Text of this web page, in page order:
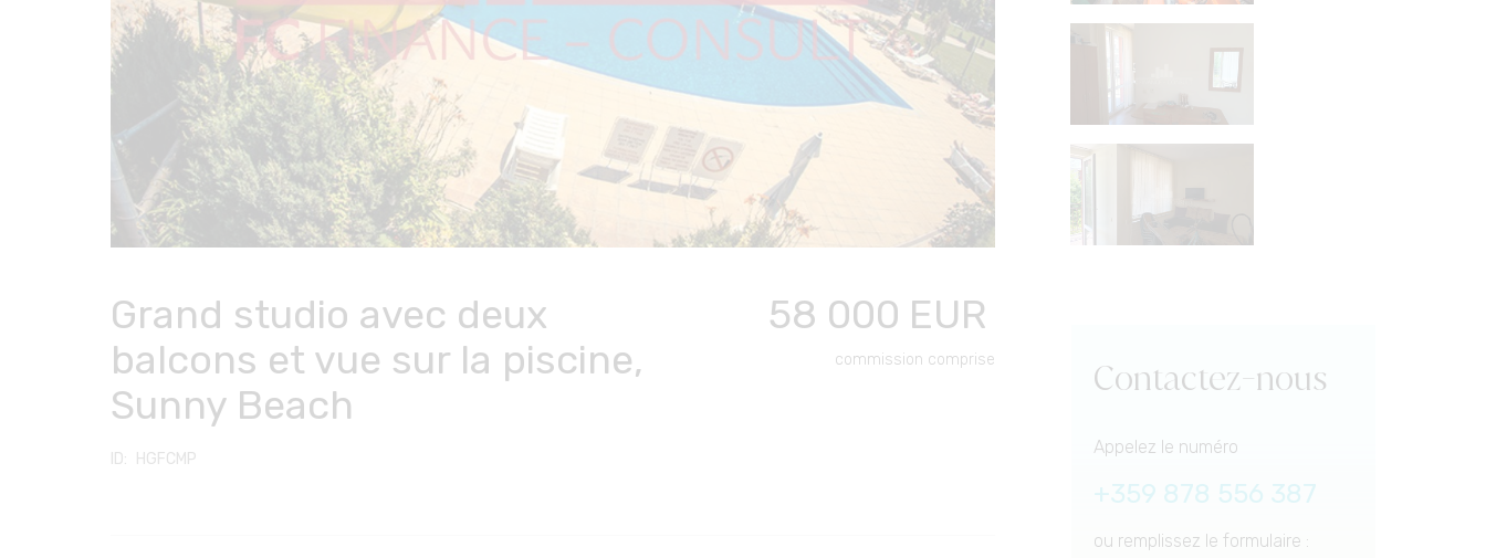
Grand studio avec deux
balcons et vue sur la piscine,
Sunny Beach
HGFCMP
58 000 EUR
commission comprise Contactez-nous
Appelez le numéro
+359 878 556 387
ou remplissez le formulaire :